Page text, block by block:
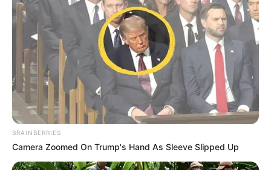
BRAINBERRIES
Camera Zoomed On Trump's Hand As Sleeve Slipped Up